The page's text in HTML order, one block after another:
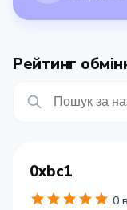
Рейтинг
0xbc1
0